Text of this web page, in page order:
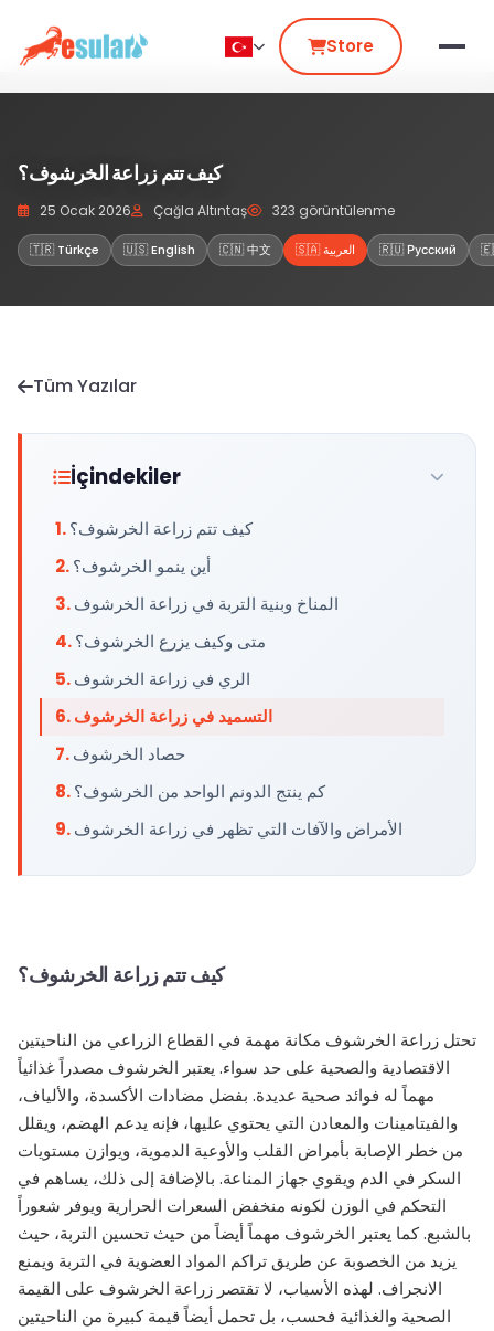
Store
كيف تتم زراعة الخرشوف؟
25 Ocak 2026 Çağla Altıntaş 323 görüntülenme
🇹🇷 Türkçe 🇺🇸 English 🇨🇳 中文 🇸🇦 العربية 🇷🇺 Русский
Tüm Yazılar
İçindekiler
كيف تتم زراعة الخرشوف؟
أين ينمو الخرشوف؟
المناخ وبنية التربة في زراعة الخرشوف
متى وكيف يزرع الخرشوف؟
الري في زراعة الخرشوف
التسميد في زراعة الخرشوف
حصاد الخرشوف
كم ينتج الدونم الواحد من الخرشوف؟
الأمراض والآفات التي تظهر في زراعة الخرشوف
كيف تتم زراعة الخرشوف؟
تحتل زراعة الخرشوف مكانة مهمة في القطاع الزراعي من الناحيتين
الاقتصادية والصحية على حد سواء. يعتبر الخرشوف مصدراً غذائياً
مهماً له فوائد صحية عديدة. بفضل مضادات الأكسدة، والألياف،
والفيتامينات والمعادن التي يحتوي عليها، فإنه يدعم الهضم، ويقلل
من خطر الإصابة بأمراض القلب والأوعية الدموية، ويوازن مستويات
السكر في الدم ويقوي جهاز المناعة. بالإضافة إلى ذلك، يساهم في
التحكم في الوزن لكونه منخفض السعرات الحرارية ويوفر شعوراً
بالشبع. كما يعتبر الخرشوف مهماً أيضاً من حيث تحسين التربة، حيث
يزيد من الخصوبة عن طريق تراكم المواد العضوية في التربة ويمنع
الانجراف. لهذه الأسباب، لا تقتصر زراعة الخرشوف على القيمة
الصحية والغذائية فحسب، بل تحمل أيضاً قيمة كبيرة من الناحيتين